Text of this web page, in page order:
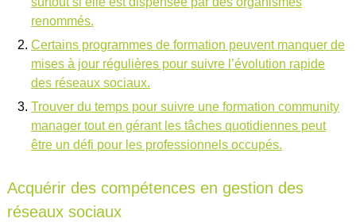
renommés.
Certains programmes de formation peuvent manquer de
mises à jour régulières pour suivre l’évolution rapide
des réseaux sociaux.
Trouver du temps pour suivre une formation community
manager tout en gérant les tâches quotidiennes peut
être un défi pour les professionnels occupés.
Acquérir des compétences en gestion des
réseaux sociaux